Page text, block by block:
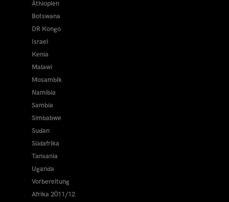
Äthiopien
Botswana
DR Kongo
Israel
Kenia
Malawi
Mosambik
Namibia
Sambia
Simbabwe
Sudan
Südafrika
Tansania
Uganda
Vorbereitung
Afrika 2011/12